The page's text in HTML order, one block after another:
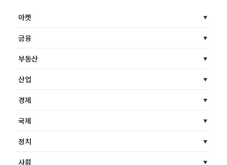
마켓
금융
부동산
산업
경제
국제
정치
사회